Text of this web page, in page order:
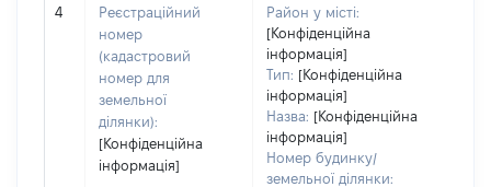
4
Реєстраційний
номер
(кадастровий
номер для
земельної
ділянки):
[Конфіденційна
інформація]
Район у місті:
[Конфіденційна
інформація]
Тип: [Конфіденційна
інформація]
Назва: [Конфіденційна
інформація]
Номер будинку/
земельної ділянки: